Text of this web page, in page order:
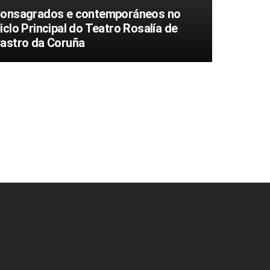
e contemporáneos no
Principal do Teatro Rosalía de
da Coruña